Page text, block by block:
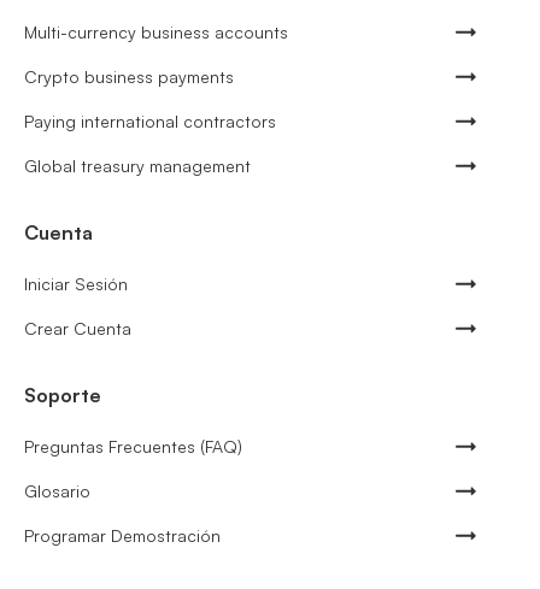
Multi-currency business accounts
Crypto business payments
Paying international contractors
Global treasury management
Cuenta
Iniciar Sesión
Crear Cuenta
Soporte
Preguntas Frecuentes (FAQ)
Glosario
Programar Demostración